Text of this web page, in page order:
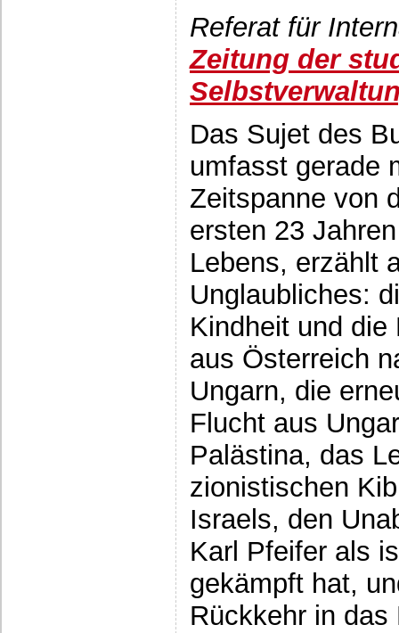
Referat für
Zeitung der
Das Sujet des
umfasst gerade
Zeitspanne von
ersten 23
Lebens, erzählt
Unglaubliches:
Kindheit und die
aus Österreich
Ungarn, die
Flucht aus
Palästina, das
zionistischen
Israels, den
Karl Pfeifer als
gekämpft hat,
Rückkehr in das